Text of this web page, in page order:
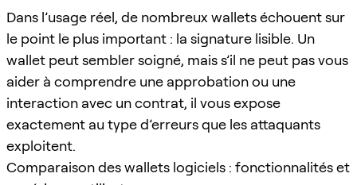
Dans l’usage réel, de nombreux wallets échouent sur
le point le plus important : la signature lisible. Un
wallet peut sembler soigné, mais s’il ne peut pas vous
aider à comprendre une approbation ou une
interaction avec un contrat, il vous expose
exactement au type d’erreurs que les attaquants
exploitent.
Comparaison des wallets logiciels : fonctionnalités et